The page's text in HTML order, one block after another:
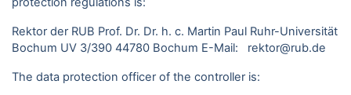
Rektor der RUB Prof. Dr. Dr. h. c. Martin Paul Ruhr-Universität
Bochum UV 3/390 44780 Bochum E-Mail: rektor@rub.de
The data protection officer of the controller is: